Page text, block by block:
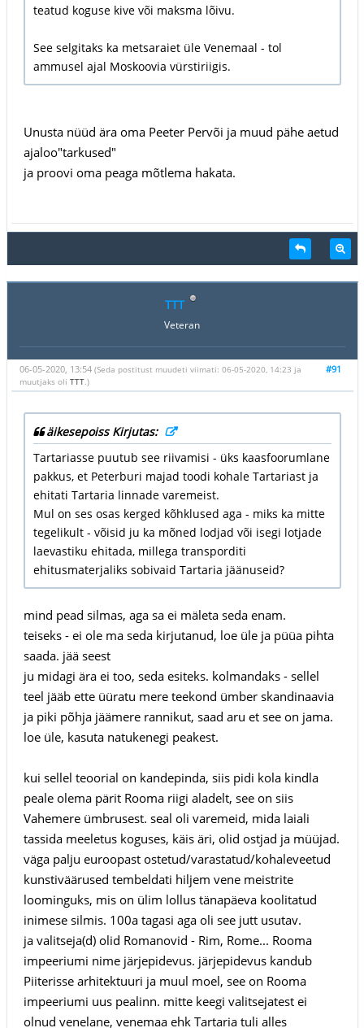
teatud koguse kive või maksma lõivu.
See selgitaks ka metsaraiet üle Venemaal - tol
ammusel ajal Moskoovia vürstiriigis.
Unusta nüüd ära oma Peeter Pervõi ja muud pähe aetud
ajaloo"tarkused"
ja proovi oma peaga mõtlema hakata.
TTT
Veteran
#91
06-05-2020, 13:54 (Seda postitust muudeti viimati: 06-05-2020, 14:23 ja
muutjaks oli TTT.)
äikesepoiss Kirjutas:
Tartariasse puutub see riivamisi - üks kaasfoorumlane
pakkus, et Peterburi majad toodi kohale Tartariast ja
ehitati Tartaria linnade varemeist.
Mul on ses osas kerged kõhklused aga - miks ka mitte
tegelikult - võisid ju ka mõned lodjad või isegi lotjade
laevastiku ehitada, millega transporditi
ehitusmaterjaliks sobivaid Tartaria jäänuseid?
mind pead silmas, aga sa ei mäleta seda enam.
teiseks - ei ole ma seda kirjutanud, loe üle ja püüa pihta
saada. jää seest
ju midagi ära ei too, seda esiteks. kolmandaks - sellel
teel jääb ette üüratu mere teekond ümber skandinaavia
ja piki põhja jäämere rannikut, saad aru et see on jama.
loe üle, kasuta natukenegi peakest.
kui sellel teoorial on kandepinda, siis pidi kola kindla
peale olema pärit Rooma riigi aladelt, see on siis
Vahemere ümbrusest. seal oli varemeid, mida laiali
tassida meeletus koguses, käis äri, olid ostjad ja müüjad.
väga palju euroopast ostetud/varastatud/kohaleveetud
kunstiväärused tembeldati hiljem vene meistrite
loominguks, mis on ülim lollus tänapäeva koolitatud
inimese silmis. 100a tagasi aga oli see jutt usutav.
ja valitseja(d) olid Romanovid - Rim, Rome... Rooma
impeeriumi nime järjepidevus. järjepidevus kandub
Piiterisse arhitektuuri ja muul moel, see on Rooma
impeeriumi uus pealinn. mitte keegi valitsejatest ei
olnud venelane, venemaa ehk Tartaria tuli alles